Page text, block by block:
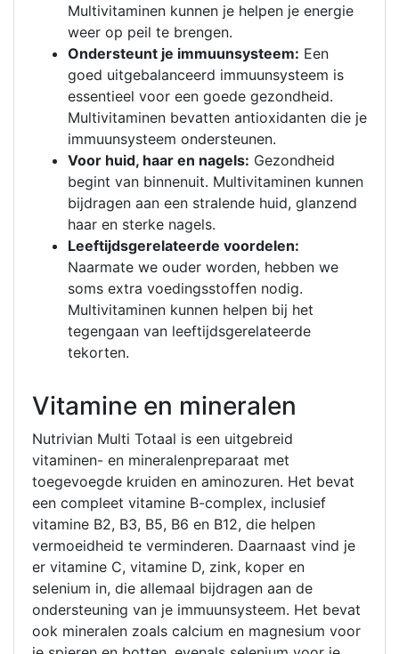
Multivitaminen kunnen je helpen je energie
weer op peil te brengen.
Ondersteunt je immuunsysteem: Een
goed uitgebalanceerd immuunsysteem is
essentieel voor een goede gezondheid.
Multivitaminen bevatten antioxidanten die je
immuunsysteem ondersteunen.
Voor huid, haar en nagels: Gezondheid
begint van binnenuit. Multivitaminen kunnen
bijdragen aan een stralende huid, glanzend
haar en sterke nagels.
Leeftijdsgerelateerde voordelen:
Naarmate we ouder worden, hebben we
soms extra voedingsstoffen nodig.
Multivitaminen kunnen helpen bij het
tegengaan van leeftijdsgerelateerde
tekorten.
Vitamine en mineralen
Nutrivian Multi Totaal is een uitgebreid
vitaminen- en mineralenpreparaat met
toegevoegde kruiden en aminozuren. Het bevat
een compleet vitamine B-complex, inclusief
vitamine B2, B3, B5, B6 en B12, die helpen
vermoeidheid te verminderen. Daarnaast vind je
er vitamine C, vitamine D, zink, koper en
selenium in, die allemaal bijdragen aan de
ondersteuning van je immuunsysteem. Het bevat
ook mineralen zoals calcium en magnesium voor